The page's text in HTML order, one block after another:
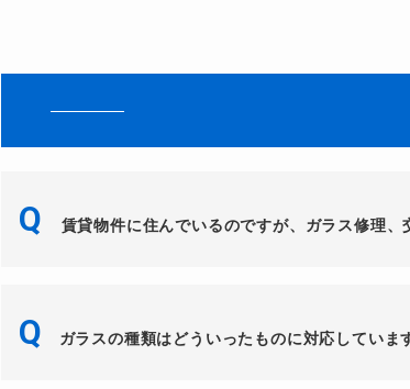
Q 賃貸物件に住んでいるのですが、ガラス修理、
Q ガラスの種類はどういったものに対応していま